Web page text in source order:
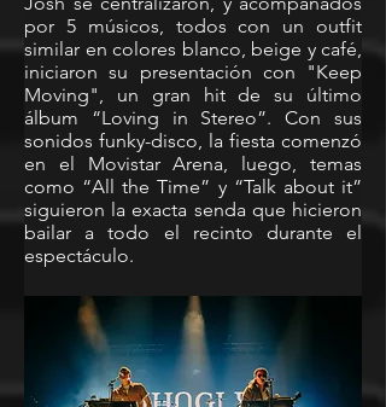
por 5 músicos, todos con un outfit
similar en colores blanco, beige y café,
iniciaron su presentación con "Keep
Moving", un gran hit de su último
álbum “Loving in Stereo”. Con sus
sonidos funky-disco, la fiesta comenzó
en el Movistar Arena, luego, temas
como “All the Time” y “Talk about it”
siguieron la exacta senda que hicieron
bailar a todo el recinto durante el
espectáculo.